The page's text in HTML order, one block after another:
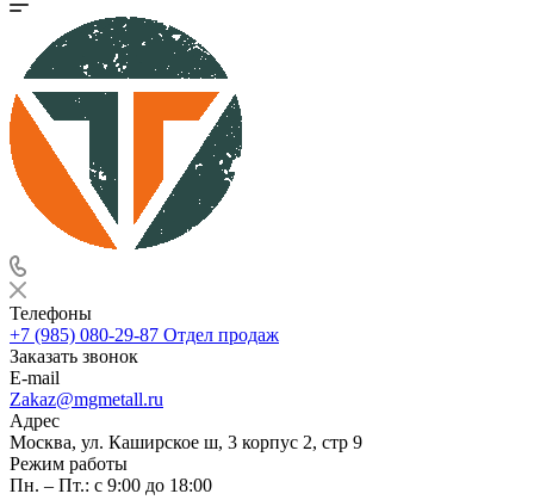
Телефоны
+7 (985) 080-29-87 Отдел продаж
Заказать звонок
E-mail
Zakaz@mgmetall.ru
Адрес
Москва, ул. Каширское ш, 3 корпус 2, стр 9
Режим работы
Пн. – Пт.: с 9:00 до 18:00